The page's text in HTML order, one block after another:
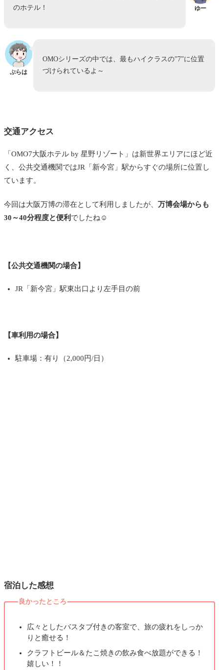
ゆー
のホテル！
ぷらは
OMOシリーズの中では、最もハイクラスの”7”に位置
づけられているよ～
交通アクセス
「OMO7大阪ホテル by 星野リゾート」は新世界エリアにほど近
く、公共交通機関ではJR「新今宮」駅からすぐの場所に位置し
ています。
今回は大阪万博の滞在として利用しましたが、 万博会場からも
30～40分程度と便利 でしたね☺️
【公共交通機関の場合】
JR「新今宮」駅東出口より左手目の前
【車利用の場合】
駐車場：有り（2,000円/日）
宿泊した感想
良かったところ
広々としたバスタブ付きの客室で、旅の疲れをしっか
りと癒せる！
クラフトビール＆たこ焼きの飲み食べ放題ができる！
嬉しい！！